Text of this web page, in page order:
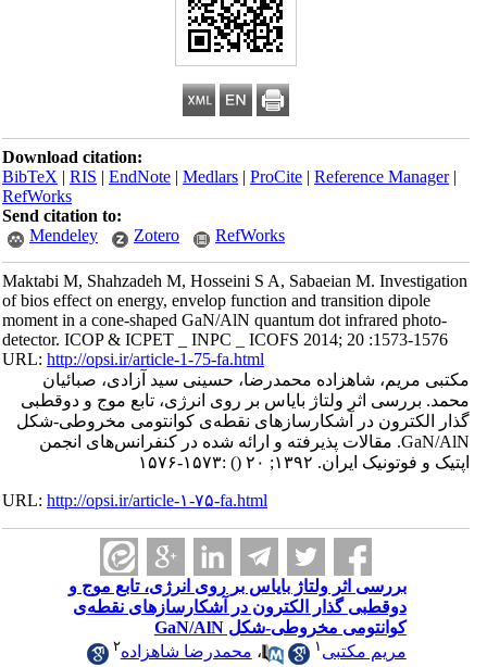
Download citation:
BibTeX|RIS|EndNote|Medlars|ProCite|Reference Manager
RefWorks
Send citation to:
Mendeley
Zotero RefWorks
Maktabi M, Shahzadeh M, Hosseini S A, Sabaeian M. Investigation
of bios effect on energy, envelop function and transition dipole
moment in a cone-shaped GaN/AlN quantum dot infrared photo-
detector. ICOP & ICPET _ INPC _ ICOFS 2014; 20 :1573-1576
URL:http://opsi.ir/article-1-75-fa.html
مکتبی مریم، شاهزاده محمدرضا، حسینی سید آزادی، صبائیان
محمد. بررسی اثر ولتاژ بایاس بر روی انرژی، تابع موج و دوقطبی
گذار الکترون در آشکارسازهای نقطه‌ی کوانتومی مخروطی-شکل
GaN/AlN. مقالات پذیرفته و ارائه شده در کنفرانس‌های انجمن
اپتیک و فوتونیک ایران. ۱۳۹۲; ۲۰
() :۱۵۷۳-۱۵۷۶
URL:http://opsi.ir/article-۱-۷۵-fa.html
بررسی اثر ولتاژ بایاس بر روی انرژی، تابع موج و
دوقطبی گذار الکترون در آشکارسازهای نقطه‌ی
کوانتومی مخروطی-شکل GaN/AlN
مریم مکتبی
،محمدرضا شاهزاده۲